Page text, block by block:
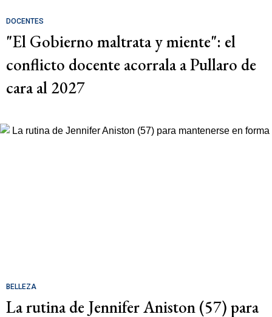
DOCENTES
"El Gobierno maltrata y miente": el
conflicto docente acorrala a Pullaro de
cara al 2027
BELLEZA
La rutina de Jennifer Aniston (57) para